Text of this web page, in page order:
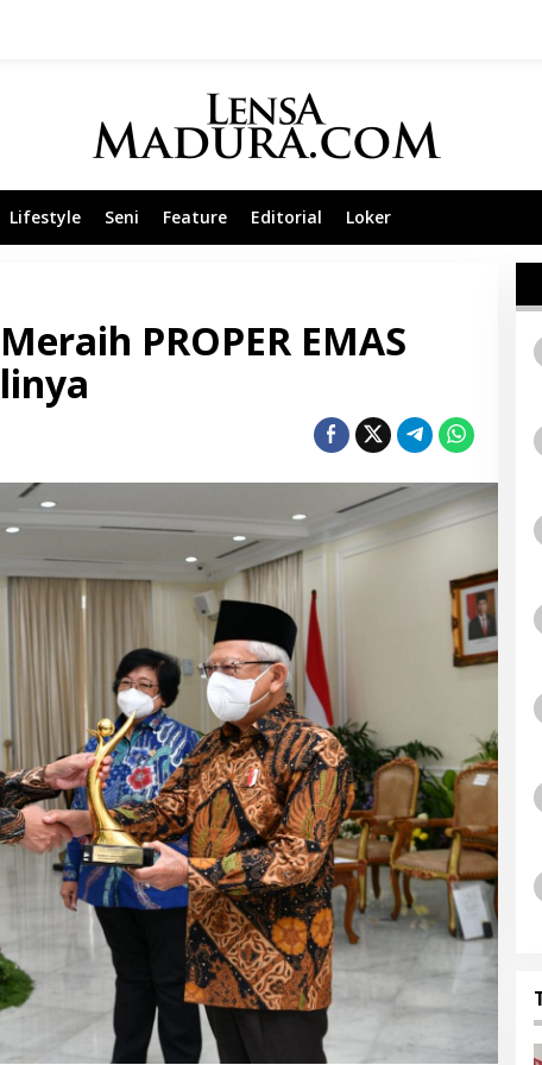
Lifestyle Seni Feature Editorial Loker
PROPER EMAS